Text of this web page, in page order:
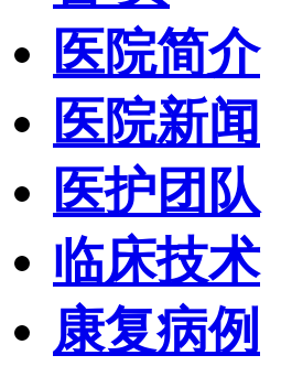
医院简介
医院新闻
医护团队
临床技术
康复病例